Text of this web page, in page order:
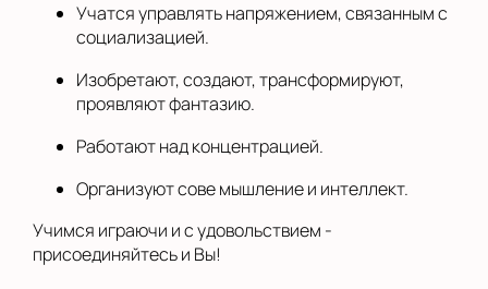
Учатся управлять напряжением, связанным с
социализацией.
Изобретают, создают, трансформируют,
проявляют фантазию.
Работают над концентрацией.
Организуют сове мышление и интеллект.
Учимся играючи и с удовольствием -
присоединяйтесь и Вы!